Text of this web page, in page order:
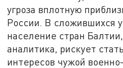
угроза вплотную
России. В сложившихся
население стран
аналитика, рискует
интересов чужой